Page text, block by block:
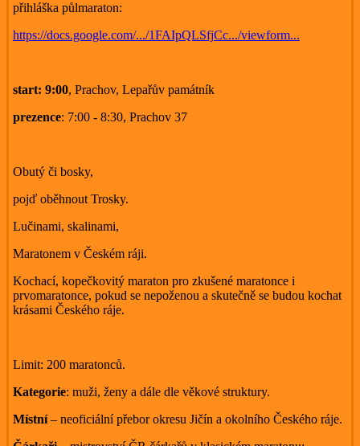
přihláška půlmaraton:
https://docs.google.com/.../1FAIpQLSfjCc.../viewform...
start: 9:00, Prachov, Lepařův památník
prezence: 7:00 - 8:30, Prachov 37
Obutý či bosky,
pojď oběhnout Trosky.
Lučinami, skalinami,
Maratonem v Českém ráji.
Kochací, kopečkovitý maraton pro zkušené maratonce i
prvomaratonce, pokud se nepoženou a skutečně se budou kochat
krásami Českého ráje.
Limit: 200 maratonců.
Kategorie: muži, ženy a dále dle věkové struktury.
Místní– neoficiální přebor okresu Jičín a okolního Českého ráje.